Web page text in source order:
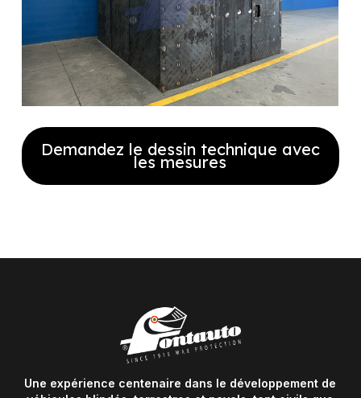
Demandez le dessin technique avec
les mesures
recevoir notre plan technique
Une expérience centenaire dans le développement de